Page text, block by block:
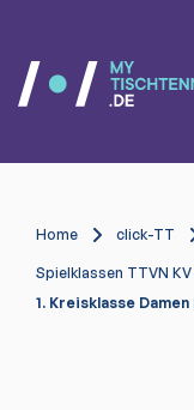
Home click-TT
Spielklassen TTVN
1. Kreisklasse